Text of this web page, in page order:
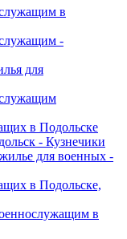
в
-
для
в Подольске
- Кузнечики
для военных -
в Подольске,
в